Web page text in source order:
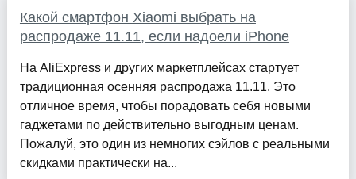
Какой смартфон Xiaomi выбрать на
распродаже 11.11, если надоели iPhone
На AliExpress и других маркетплейсах стартует
традиционная осенняя распродажа 11.11. Это
отличное время, чтобы порадовать себя новыми
гаджетами по действительно выгодным ценам.
Пожалуй, это один из немногих сэйлов с реальными
скидками практически на...